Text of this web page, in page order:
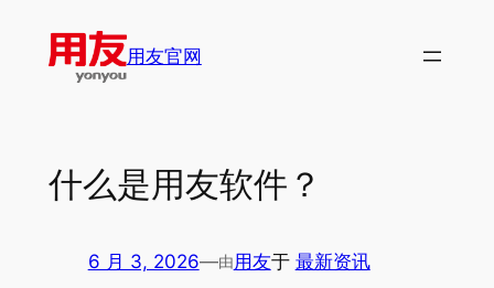
用友官网
什么是用友软件？
6 月 3, 2026—由用友于 最新资讯